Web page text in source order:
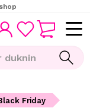
FAVORITER
KUNDVAGN
Friday